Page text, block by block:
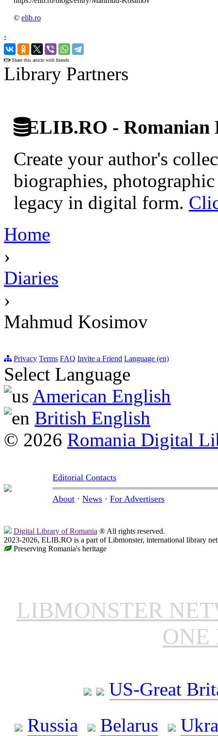
© elib.ro
‹
›
Share this article with friends
Library Partners
ELIB.RO -
Create your author's
biographies,
legacy in digital form.
Home
›
Diaries
›
Mahmud Kosimov
Privacy Terms FAQ Invite a Friend Language (en)
Select Language
American English
British English
© 2026 Romania Digital
Editorial Contacts
About · News · For Advertisers
Digital Library of Romania ® All rights reserved.
2023-2026, ELIB.RO is a part of Libmonster, international library
Preserving Romania's heritage
LIBMONSTER
ONE
US-Great
Russia
Belarus